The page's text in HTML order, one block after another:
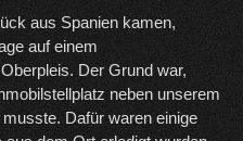
aus Spanien kamen,
auf einem
Der Grund war,
neben unserem
Dafür waren einige